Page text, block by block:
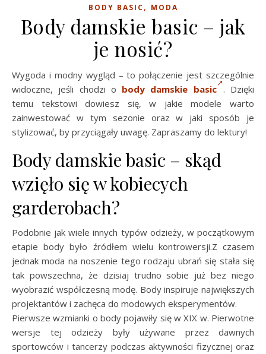
BODY BASIC, MODA
Body damskie basic – jak
je nosić?
Wygoda i modny wygląd – to połączenie jest szczególnie
widoczne, jeśli chodzi o body damskie basic . Dzięki
temu tekstowi dowiesz się, w jakie modele warto
zainwestować w tym sezonie oraz w jaki sposób je
stylizować, by przyciągały uwagę. Zapraszamy do lektury!
Body damskie basic – skąd
wzięło się w kobiecych
garderobach?
Podobnie jak wiele innych typów odzieży, w początkowym
etapie body było źródłem wielu kontrowersji.Z czasem
jednak moda na noszenie tego rodzaju ubrań się stała się
tak powszechna, że dzisiaj trudno sobie już bez niego
wyobrazić współczesną modę. Body inspiruje największych
projektantów i zachęca do modowych eksperymentów.
Pierwsze wzmianki o body pojawiły się w XIX w. Pierwotne
wersje tej odzieży były używane przez dawnych
sportowców i tancerzy podczas aktywności fizycznej oraz